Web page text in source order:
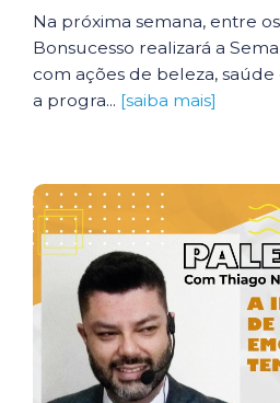
Na próxima semana, entre os
Bonsucesso realizará a
com ações de beleza,
a progra... [saiba mais]